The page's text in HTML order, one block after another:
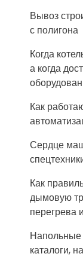
Вывоз
с полигона
Когда
а когда
Как
Сердце
Как
дымовую
перегрева
каталоги,